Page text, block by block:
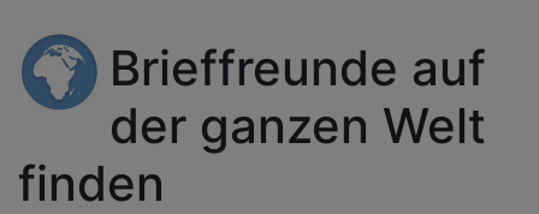
Brieffreunde auf
der ganzen Welt
finden